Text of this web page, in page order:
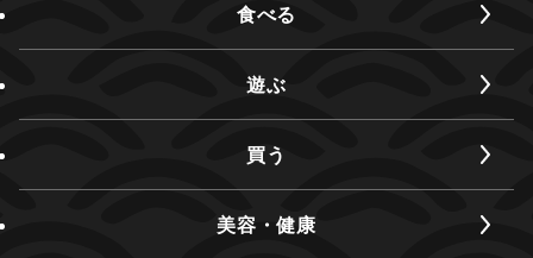
食べる
遊ぶ
買う
美容・健康